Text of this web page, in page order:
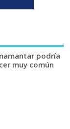
podría
muy común